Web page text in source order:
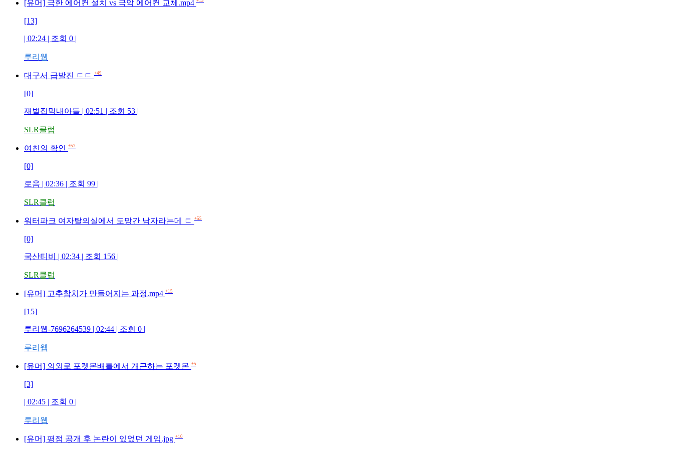
[유머] 극한 에어컨 설치 vs 극악 에어컨 교체.mp4
[13]
| 02:24 | 조회 0 |
루리웹
대구서 급발진 ㄷㄷ +49
[0]
재벌집막내아들 | 02:51 | 조회 53 |
SLR클럽
여친의 확인 +57
[0]
로음 | 02:36 | 조회 99 |
SLR클럽
워터파크 여자탈의실에서 도망간 남자라는데 ㄷ +55
[0]
국산티비 | 02:34 | 조회 156 |
SLR클럽
[유머] 고추참치가 만들어지는 과정.mp4 +15
[15]
루리웹-7696264539 | 02:44 | 조회 0 |
루리웹
[유머] 의외로 포켓몬배틀에서 개근하는 포켓몬 +5
[3]
| 02:45 | 조회 0 |
루리웹
[유머] 평점 공개 후 논란이 있었던 게임.jpg +10